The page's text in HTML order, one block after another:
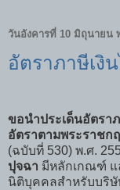
วันอังคารที่ 10 มิถุนายน
อัตราภาษีเงิ
ขอนำประเด็นอัตรา
อัตราตามพระราชก
(ฉบับที่ 530) พ.ศ.
ปุจฉา มีหลักเกณฑ์ แ
นิติบุคคลสำหรับบริ